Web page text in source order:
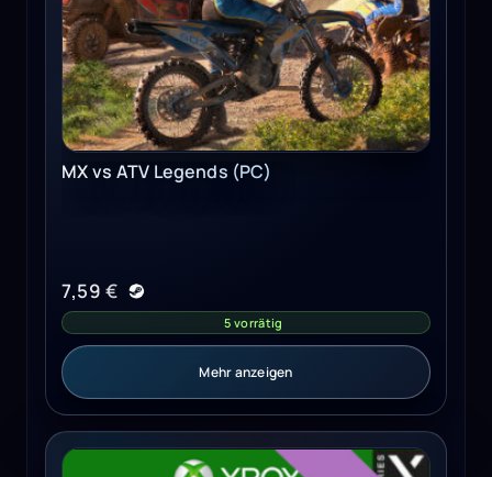
MX vs ATV Legends (PC)
7,59 €
5 vorrätig
Mehr anzeigen
Assetto Corsa - Ready To Race Pack (Xbox One) - Xbox